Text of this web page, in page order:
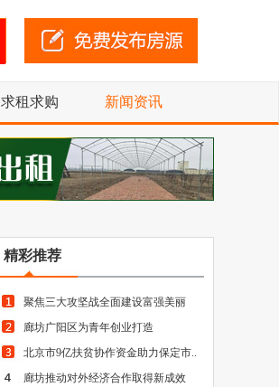
求租求购 新闻资讯
精彩推荐
聚焦三大攻坚战全面建设富强美丽
廊坊广阳区为青年创业打造
北京市9亿扶贫协作资金助力保定市..
廊坊推动对外经济合作取得新成效